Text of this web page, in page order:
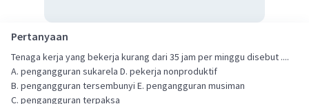
Pertanyaan
Tenaga kerja yang bekerja kurang dari 35 jam per minggu disebut ....
A. pengangguran sukarela D. pekerja nonproduktif
B. pengangguran tersembunyi E. pengangguran musiman
C. pengangguran terpaksa